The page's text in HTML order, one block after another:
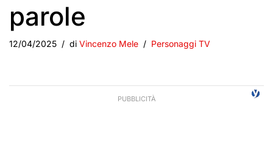
parole
12/04/2025 di Vincenzo Mele Personaggi TV